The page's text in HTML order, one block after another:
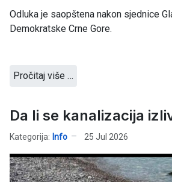
Odluka je saopštena nakon sjednice
Demokratske Crne Gore.
Pročitaj više …
Da li se kanalizacija
Kategorija: Info 25 Jul 2026